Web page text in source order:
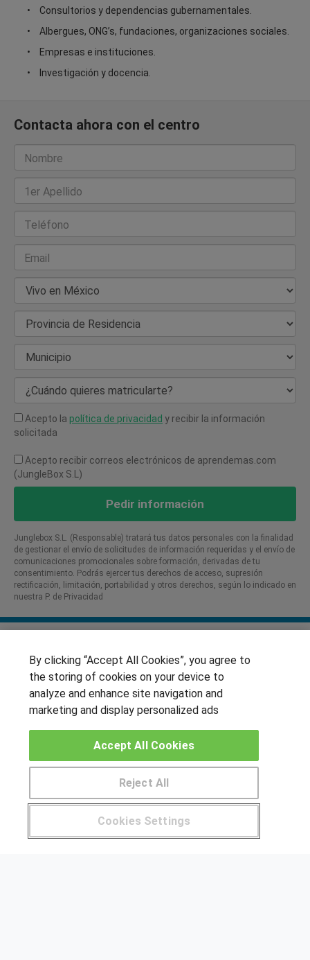
Consultorios y dependencias gubernamentales.
Albergues, ONG’s, fundaciones, organizaciones sociales.
Empresas e instituciones.
Investigación y docencia.
Contacta ahora con el centro
Nombre
1er Apellido
Teléfono
Email
País de Residencia
Provincia de Residencia
Municipio
¿Cuándo quieres matricularte?
Acepto la política de privacidad y recibir la información
solicitada
Acepto recibir correos electrónicos de aprendemas.com
(JungleBox S.L)
Pedir información
Junglebox S.L. (Responsable) tratará tus datos personales con la finalidad
de gestionar el envío de solicitudes de información requeridas y el envío de
comunicaciones promocionales sobre formación, derivadas de tu
consentimiento. Podrás ejercer tus derechos de acceso, supresión
rectificación, limitación, portabilidad y otros derechos, según lo indicado en
nuestra P. de Privacidad​
Pide más información al centro
SÍGUENOS EN LAS REDES
Muro de los idiomas
Hablemos de empleo
CENTROS DE FORMACIÓN
By clicking “Accept All Cookies”, you agree to
the storing of cookies on your device to
analyze and enhance site navigation and
marketing and display personalized ads
Cookies Settings
Reject All
Accept All Cookies